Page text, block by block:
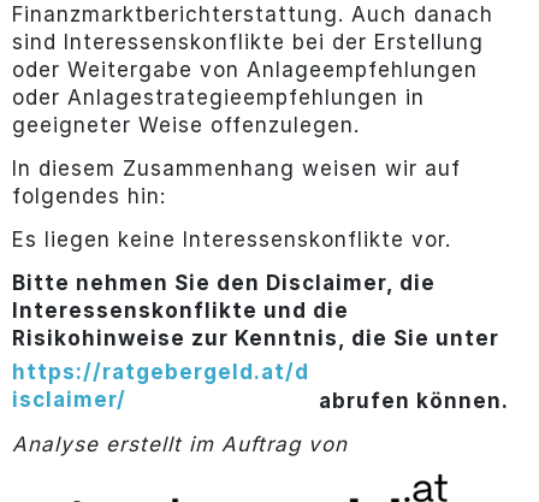
Finanzmarktberichterstattung. Auch danach
sind Interessenskonflikte bei der Erstellung
oder Weitergabe von Anlageempfehlungen
oder Anlagestrategieempfehlungen in
geeigneter Weise offenzulegen.
In diesem Zusammenhang weisen wir auf
folgendes hin:
Es liegen keine Interessenskonflikte vor.
Bitte nehmen Sie den Disclaimer, die
Interessenskonflikte und die
Risikohinweise zur Kenntnis, die Sie unter
https://ratgebergeld.at/d
isclaimer/
abrufen können.
Analyse erstellt im Auftrag von